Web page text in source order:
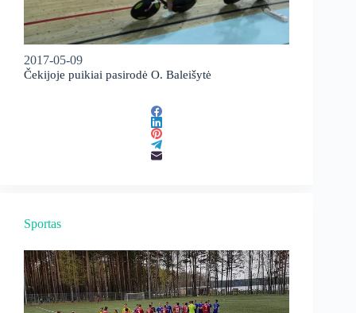
2017-05-09
Čekijoje puikiai pasirodė O. Baleišytė
Sportas